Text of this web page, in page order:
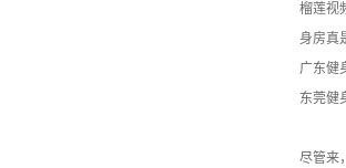
榴莲视
身房真
广东健
东莞健
尽管来